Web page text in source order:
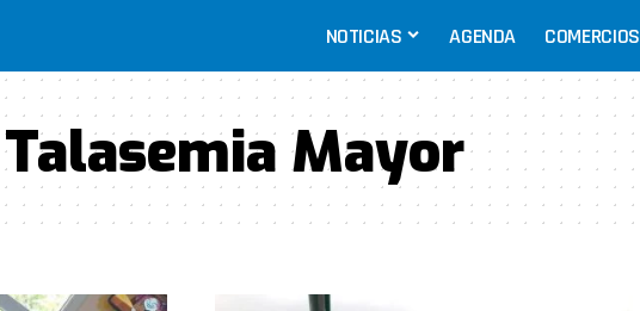
NOTICIAS AGENDA COMERCIOS
Talasemia Mayor